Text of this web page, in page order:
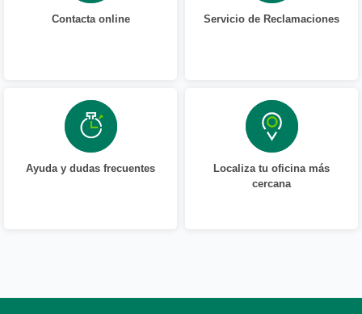
Contacta online Servicio de Reclamaciones
Ayuda y dudas frecuentes
Localiza tu oficina más
cercana